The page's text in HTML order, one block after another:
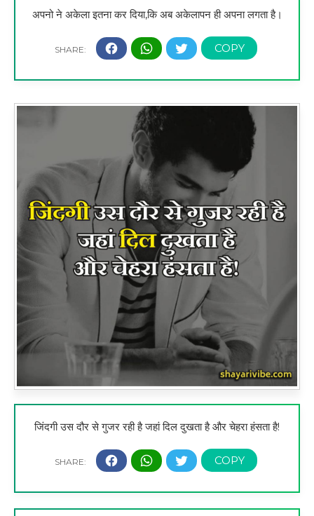
अपनो ने अकेला इतना कर दिया,कि अब अकेलापन ही अपना लगता है।
जिंदगी उस दौर से गुजर रही है जहां दिल दुखता है और चेहरा हंसता है!